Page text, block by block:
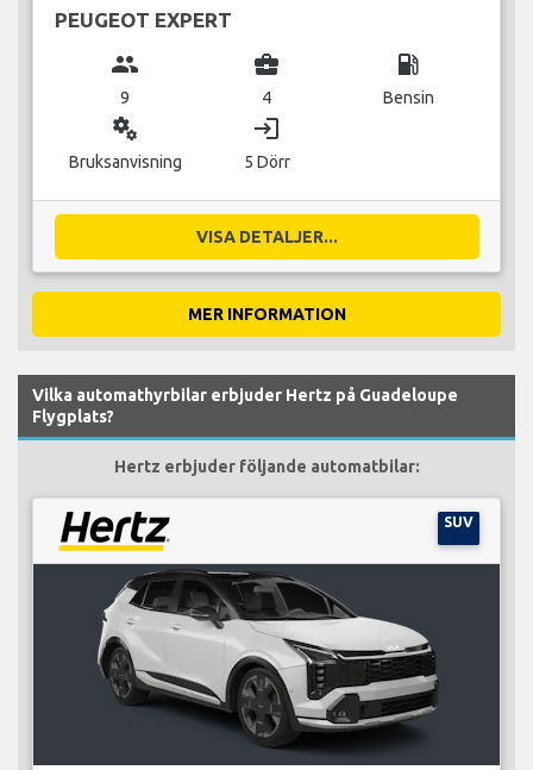
PEUGEOT EXPERT
group
9
business_center
4
local_gas_station
Bensin
miscellaneous_services
Bruksanvisning
login
5 Dörr
VISA DETALJER...
MER INFORMATION
Vilka automathyrbilar erbjuder Hertz på Guadeloupe
Flygplats?
Hertz erbjuder följande automatbilar:
SUV